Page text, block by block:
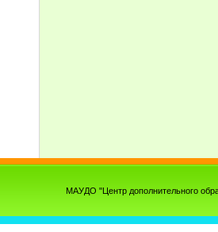
МАУДО "Центр дополнительного